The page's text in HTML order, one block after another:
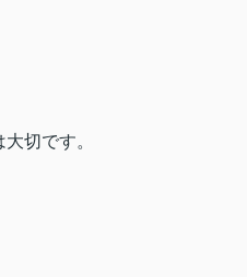
切です。